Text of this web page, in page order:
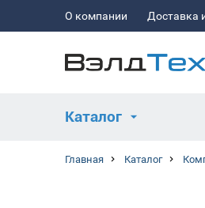
О компании Доставка
Каталог
Главная Каталог